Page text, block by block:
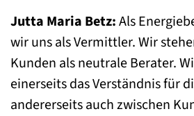
Jutta Maria Betz:Als
wir uns als Vermittler. Wir
Kunden als neutrale Berater.
einerseits das Verständnis für
andererseits auch zwischen